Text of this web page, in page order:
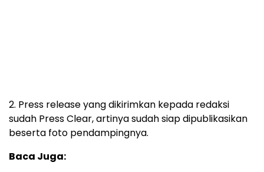
2. Press release yang dikirimkan kepada redaksi
sudah Press Clear, artinya sudah siap dipublikasikan
beserta foto pendampingnya.
Baca Juga: